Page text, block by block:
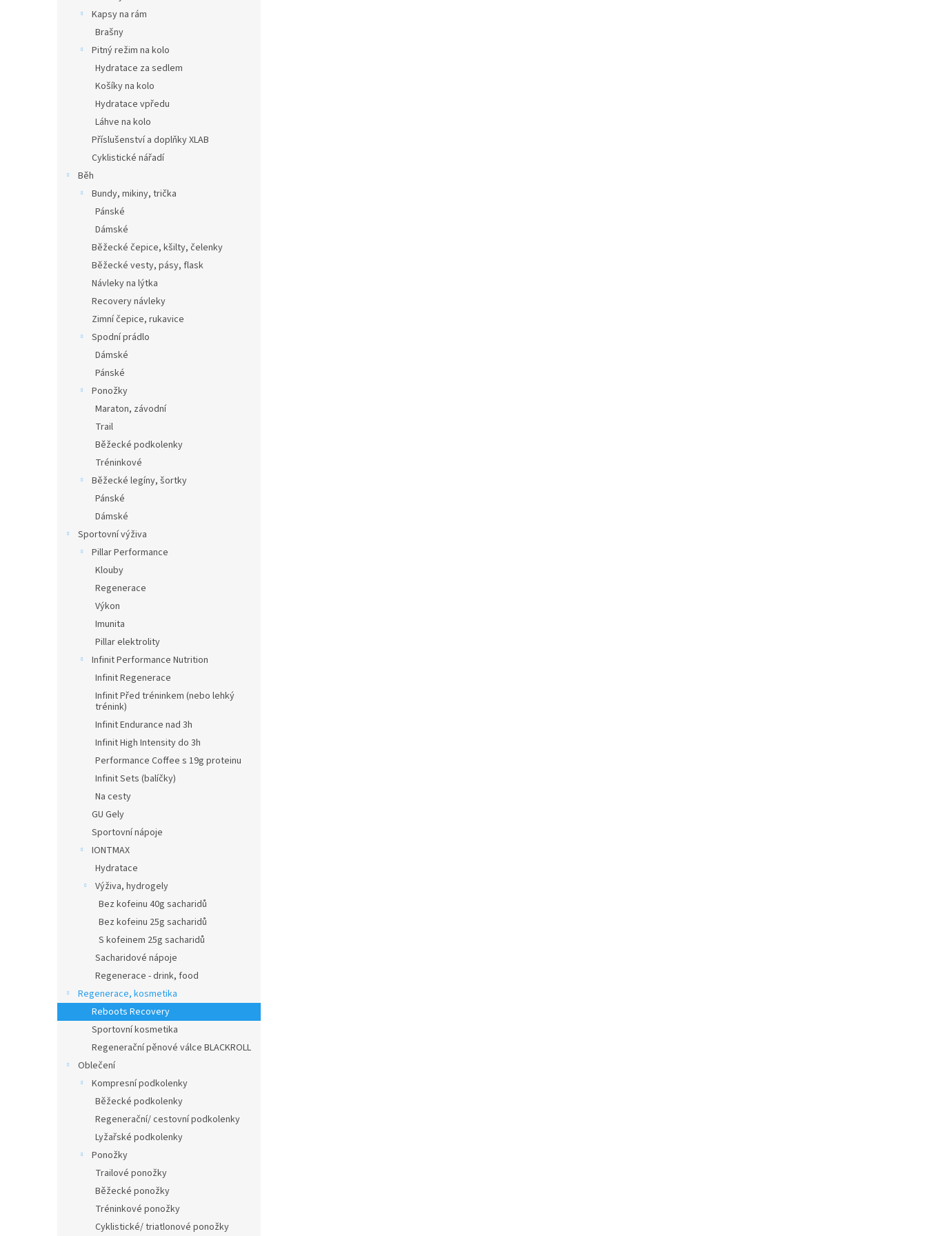
Kapsy na rám
Brašny
Pitný režim na kolo
Hydratace za sedlem
Košíky na kolo
Hydratace vpředu
Láhve na kolo
Příslušenství a doplňky XLAB
Cyklistické nářadí
Běh
Bundy, mikiny, trička
Pánské
Dámské
Běžecké čepice, kšilty, čelenky
Běžecké vesty, pásy, flask
Návleky na lýtka
Recovery návleky
Zimní čepice, rukavice
Spodní prádlo
Dámské
Pánské
Ponožky
Maraton, závodní
Trail
Běžecké podkolenky
Tréninkové
Běžecké legíny, šortky
Pánské
Dámské
Sportovní výživa
Pillar Performance
Klouby
Regenerace
Výkon
Imunita
Pillar elektrolity
Infinit Performance Nutrition
Infinit Regenerace
Infinit Před tréninkem (nebo lehký
trénink)
Infinit Endurance nad 3h
Infinit High Intensity do 3h
Performance Coffee s 19g proteinu
Infinit Sets (balíčky)
Na cesty
GU Gely
Sportovní nápoje
IONTMAX
Hydratace
Výživa, hydrogely
Bez kofeinu 40g sacharidů
Bez kofeinu 25g sacharidů
S kofeinem 25g sacharidů
Sacharidové nápoje
Regenerace - drink, food
Regenerace, kosmetika
Reboots Recovery
Sportovní kosmetika
Regenerační pěnové válce BLACKROLL
Oblečení
Kompresní podkolenky
Běžecké podkolenky
Regenerační/ cestovní podkolenky
Lyžařské podkolenky
Ponožky
Trailové ponožky
Běžecké ponožky
Tréninkové ponožky
Cyklistické/ triatlonové ponožky